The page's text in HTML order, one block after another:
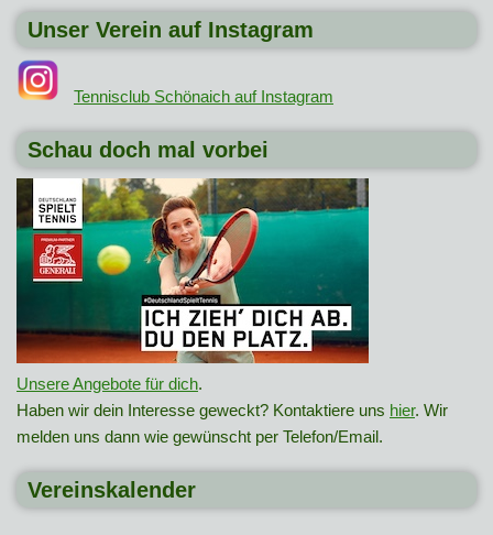
Unser Verein auf Instagram
Tennisclub Schönaich auf Instagram
Schau doch mal vorbei
Unsere Angebote für dich.
Haben wir dein Interesse geweckt? Kontaktiere uns hier. Wir
melden uns dann wie gewünscht per Telefon/Email.
Vereinskalender